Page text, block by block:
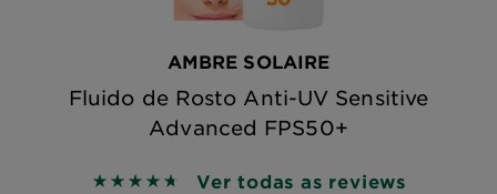
AMBRE SOLAIRE
Fluido de Rosto Anti-UV Sensitive
Advanced FPS50+
4.7143 out of 5 stars based on reviews
Ver todas as reviews